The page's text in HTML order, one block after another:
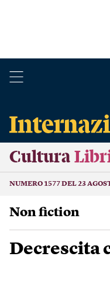
Cultura
NUMERO 1577 DEL 23
Non fiction
Decrescita